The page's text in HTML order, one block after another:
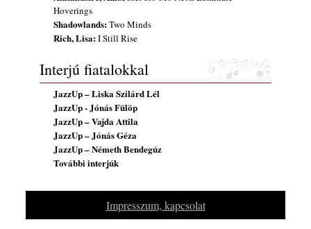
Hoverings
Shadowlands:Two Minds
Rich, Lisa:I Still Rise
Interjú fiatalokkal
JazzUp – Liska Szilárd Lél
JazzUp - Jónás Fülöp
JazzUp – Vajda Attila
JazzUp – Jónás Géza
JazzUp – Németh Bendegúz
További interjúk
Impresszum, kapcsolat